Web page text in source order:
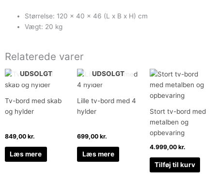
Størrelse: 120 x 40 x 46 (L x B x H) cm
Vægt: 20 kg
Relaterede varer
UDSOLGT
Tv-bord med skab
og hylder
849,00 kr.
Læs mere
UDSOLGT
Lille tv-bord med 4
hylder
699,00kr.
Læs mere
Stort tv-bord med
metalben og
opbevaring
4.999,00 kr.
Tilføj til kurv